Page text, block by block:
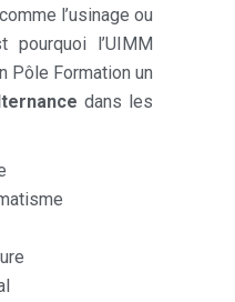
l’usinage ou
pourquoi l’UIMM
Pôle Formation un
dans les